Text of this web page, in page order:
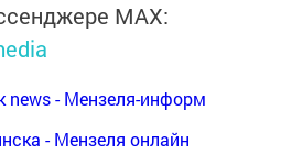
MАХ:
news - Мензеля-информ
- Мензеля онлайн